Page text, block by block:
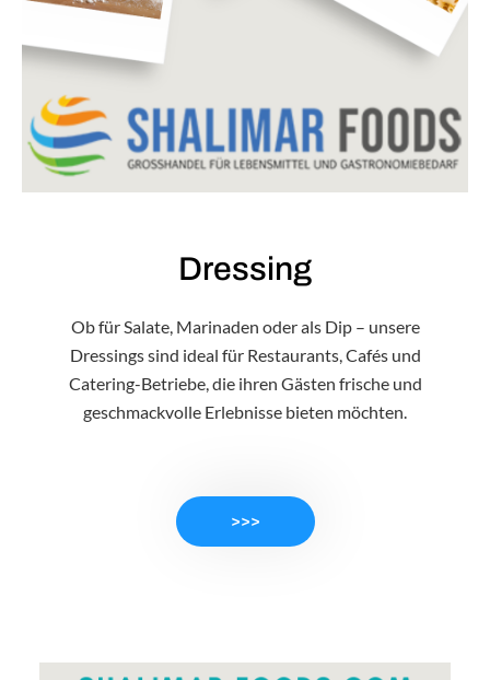
Dressing
Ob für Salate, Marinaden oder als Dip – unsere
Dressings sind ideal für Restaurants, Cafés und
Catering-Betriebe, die ihren Gästen frische und
geschmackvolle Erlebnisse bieten möchten.
>>>